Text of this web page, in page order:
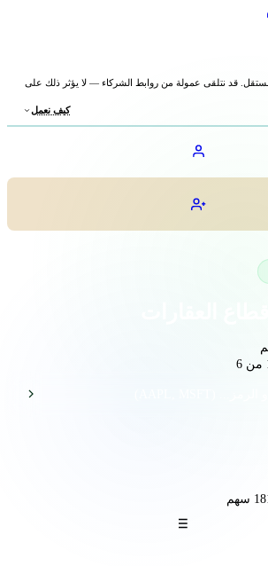
نتلقى عمولة من روابط الشركاء — لا يؤثر ذلك على
كيف نعمل